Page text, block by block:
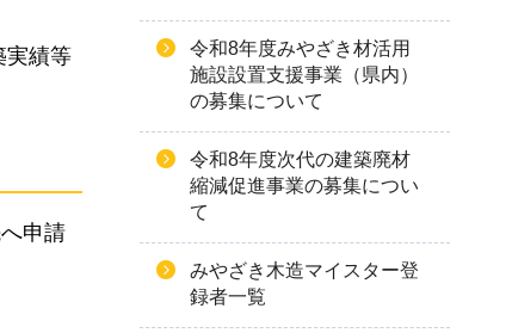
実績等
申請
令和8年度みやざき材活用
施設設置支援事業（県内）
の募集について
令和8年度次代の建築廃材
縮減促進事業の募集につい
て
みやざき木造マイスター登
録者一覧